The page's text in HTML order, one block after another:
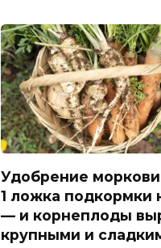
Удобрение моркови
1 ложка подкормки
— и корнеплоды
крупными и